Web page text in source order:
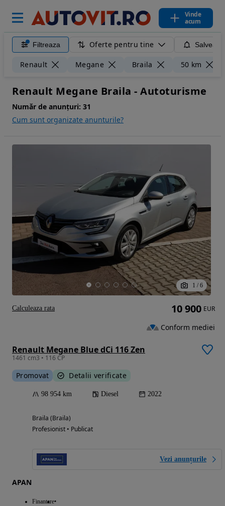
Vinde
acum
Filtreaza Oferte pentru tine
Renault Megane Braila 50 km
Renault Megane Braila - Autoturisme
Număr de anunțuri: 31
Cum sunt organizate anunturile?
1 / 6
Renault Megane Blue dCi 116 Zen
1461 cm3 • 116 CP
Promovat Detalii verificate
98 954 km Diesel 2022
Braila (Braila)
Profesionist • Publicat
Vezi anunțurile
APAN
Finantare
10 900 EUR
Conform mediei
Calculeaza rata